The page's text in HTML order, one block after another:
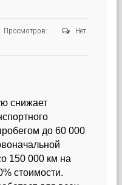
Просмотров:
Нет
снижает
до 60 000
150 000 км на
стоимости.